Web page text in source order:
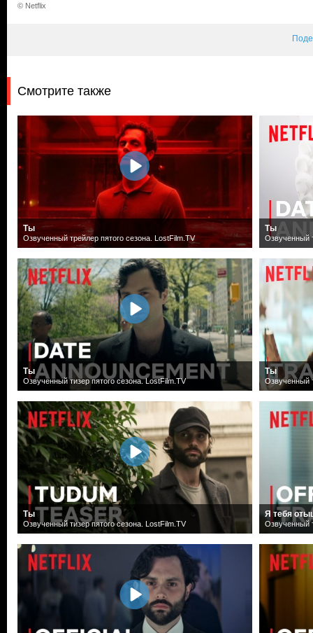
© Netflix
Смотрите также
Ты
Озвученный трейлер пятого сезона. LostFilm.TV
Ты
Озвученный тизер пятого сезона. LostFilm.TV
Ты
Озвученный тизер пятого сезона. LostFilm.TV
Ты
Озвученный
Ты
Озвученный
Я тебя
Озвученный